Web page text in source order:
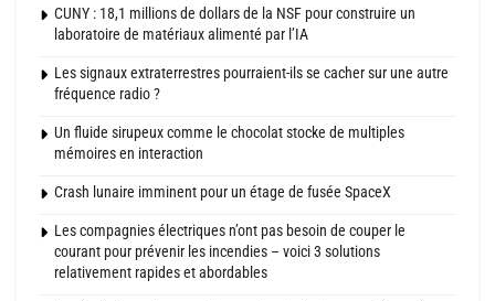
CUNY : 18,1 millions de dollars de la NSF pour construire un
laboratoire de matériaux alimenté par l’IA
Les signaux extraterrestres pourraient-ils se cacher sur une autre
fréquence radio ?
Un fluide sirupeux comme le chocolat stocke de multiples
mémoires en interaction
Crash lunaire imminent pour un étage de fusée SpaceX
Les compagnies électriques n’ont pas besoin de couper le
courant pour prévenir les incendies – voici 3 solutions
relativement rapides et abordables